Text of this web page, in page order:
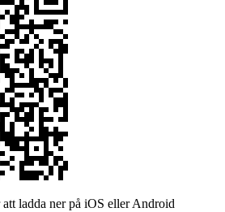
ladda ner på iOS eller Android